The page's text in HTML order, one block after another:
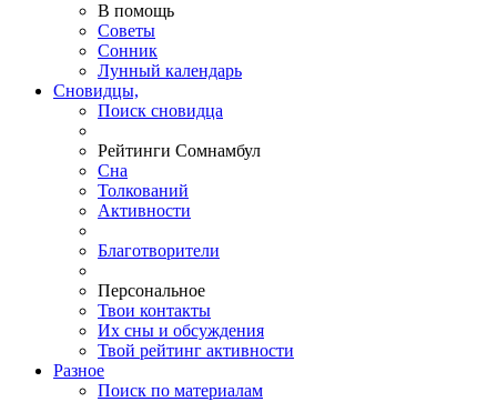
В помощь
Советы
Сонник
Лунный календарь
Сновидцы,
Поиск сновидца
Рейтинги Сомнамбул
Сна
Толкований
Активности
Благотворители
Персональное
Твои контакты
Их сны и обсуждения
Твой рейтинг активности
Разное
Поиск по материалам